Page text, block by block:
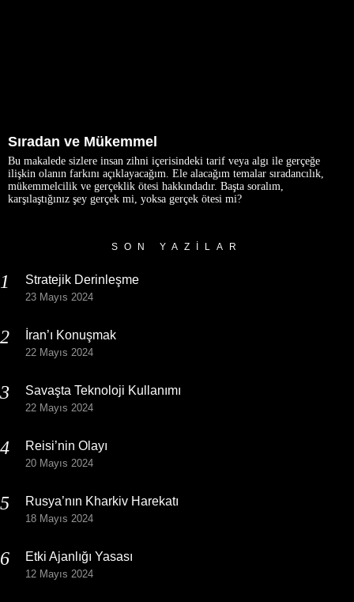
Sıradan ve Mükemmel
Bu makalede sizlere insan zihni içerisindeki tarif veya algı ile gerçeğe
ilişkin olanın farkını açıklayacağım. Ele alacağım temalar sıradancılık,
mükemmelcilik ve gerçeklik ötesi hakkındadır. Başta soralım,
karşılaştığınız şey gerçek mi, yoksa gerçek ötesi mi?
SON YAZILAR
Stratejik Derinleşme
23 Mayıs 2024
İran’ı Konuşmak
22 Mayıs 2024
Savaşta Teknoloji Kullanımı
22 Mayıs 2024
Reisi’nin Olayı
20 Mayıs 2024
Rusya’nın Kharkiv Harekatı
18 Mayıs 2024
Etki Ajanlığı Yasası
12 Mayıs 2024